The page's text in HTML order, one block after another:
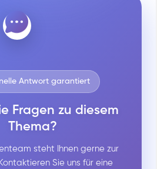
Antwort garantiert
Fragen zu diesem
Thema?
steht Ihnen gerne zur
Sie uns für eine